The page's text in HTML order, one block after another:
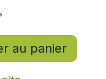
au panier